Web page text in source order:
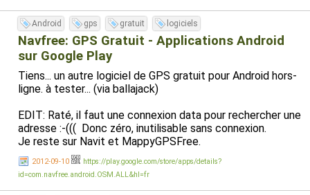
▶ Avantages de Navit:
- Inclus les POI (Il peut par exemple vous afficher la
station service la plus proche)
- Cartes *beaucoup* plus détaillées que Mappy.
- Meilleur calcul de trajets que Mappy et OsmAnd.
▶ Avantages d'OsmAnd:
- Inclus les POI (Il peut par exemple vous afficher la
station service la plus proche)
- Cartes *beaucoup* plus détaillées que Mappy.
- Plus intuitif que Navit.
- Possibilité de zoom automatique en fonction de la
vitesse.
Android gps gratuit logiciels
Navfree: GPS Gratuit - Applications Android
sur Google Play
Tiens... un autre logiciel de GPS gratuit pour Android hors-
ligne. à tester... (via ballajack)
EDIT: Raté, il faut une connexion data pour rechercher une
adresse :-((( Donc zéro, inutilisable sans connexion.
Je reste sur Navit et MappyGPSFree.
2012-09-10
https://play.google.com/store/apps/details?
id=com.navfree.android.OSM.ALL&hl=fr